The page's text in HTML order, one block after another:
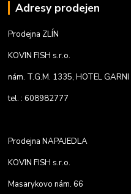
Adresy prodejen
Prodejna ZLÍN
KOVIN FISH s.r.o.
nám. T.G.M. 1335, HOTEL GARNI
tel. : 608982777
Prodejna NAPAJEDLA
KOVIN FISH s.r.o.
Masarykovo nám. 66